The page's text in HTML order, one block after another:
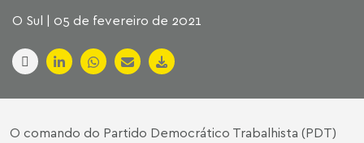
O Sul | 05 de fevereiro de 2021
O comando do Partido Democrático Trabalhista (PDT)